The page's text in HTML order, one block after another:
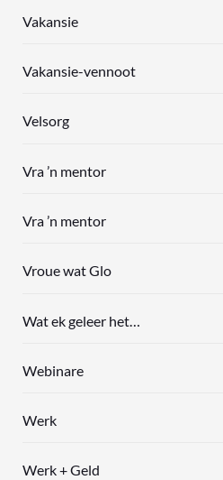
Vakansie
Vakansie-vennoot
Velsorg
Vra ’n mentor
Vra ’n mentor
Vroue wat Glo
Wat ek geleer het…
Webinare
Werk
Werk + Geld